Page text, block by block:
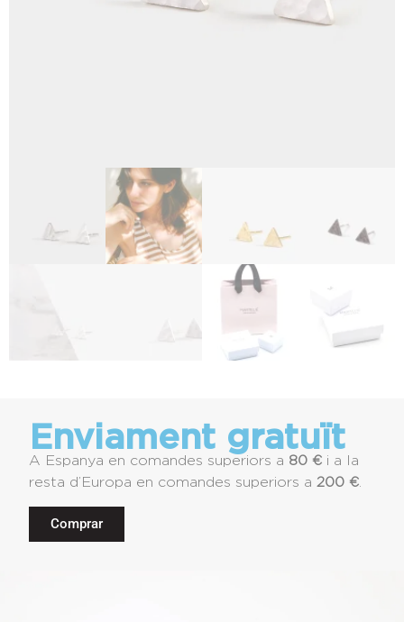
Enviament gratuït
A Espanya en comandes superiors a 80 € i a la
resta d’Europa en comandes superiors a 200 €.
Comprar